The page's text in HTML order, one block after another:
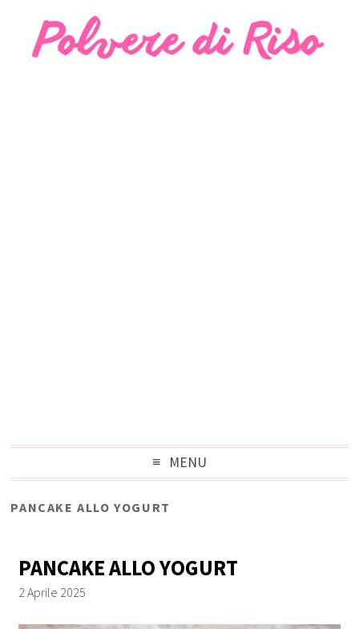
MENU
PANCAKE ALLO YOGURT
PANCAKE ALLO YOGURT
2 Aprile 2025